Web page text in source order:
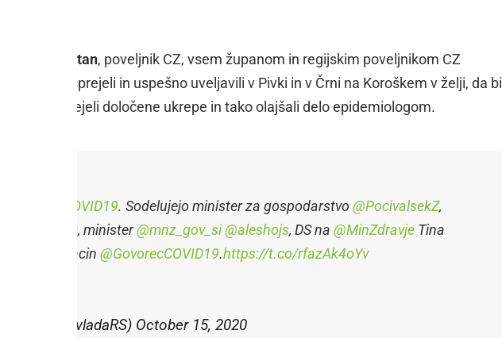
Srečko Šestan, poveljnik CZ, vsem županom in regijskim poveljnikom CZ
ki so jih sprejeli in uspešno uveljavili v Pivki in v Črni na Koroškem v želji, da bi
lažje sprejeli določene ukrepe in tako olajšali delo epidemiologom.
#COVID19. Sodelujejo minister za gospodarstvo @PocivalsekZ,
@DrKustec, minister@mnz_gov_si@aleshojs, DS na @MinZdravje Tina
Jelko Kacin @GovorecCOVID19.https://t.co/rfazAk4oYv
(@vladaRS) October 15, 2020